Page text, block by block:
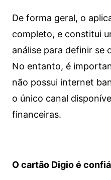
De forma geral, o
completo, e constitui
análise para definir se
No entanto, é
não possui internet
o único canal
financeiras.
O cartão Digio é